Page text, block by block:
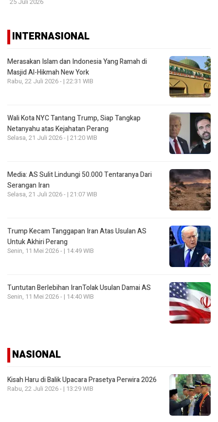
25 Juli 2026
INTERNASIONAL
Merasakan Islam dan Indonesia Yang Ramah di
Masjid Al-Hikmah New York
Rabu, 22 Juli 2026 - | 22:31 WIB
Wali Kota NYC Tantang Trump, Siap Tangkap
Netanyahu atas Kejahatan Perang
Selasa, 21 Juli 2026 - | 21:20 WIB
Media: AS Sulit Lindungi 50.000 Tentaranya Dari
Serangan Iran
Selasa, 21 Juli 2026 - | 21:07 WIB
Trump Kecam Tanggapan Iran Atas Usulan AS
Untuk Akhiri Perang
Senin, 11 Mei 2026 - | 14:49 WIB
Tuntutan Berlebihan IranTolak Usulan Damai AS
Senin, 11 Mei 2026 - | 14:40 WIB
NASIONAL
Kisah Haru di Balik Upacara Prasetya Perwira 2026
Rabu, 22 Juli 2026 - | 13:29 WIB